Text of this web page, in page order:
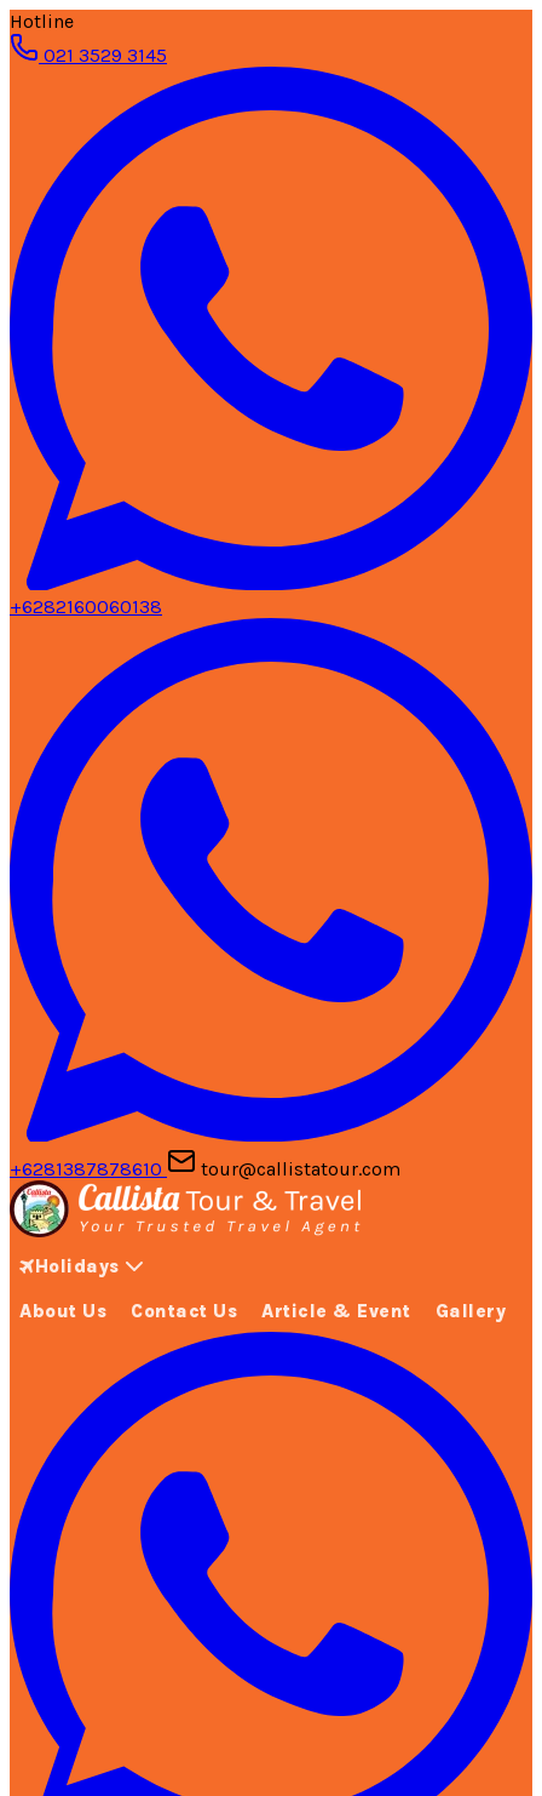
Hotline
021 3529 3145
+6282160060138
+6281387878610 tour@callistatour.com
Holidays
About Us Contact Us Article & Event Gallery